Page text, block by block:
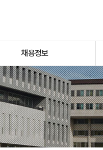
채용정보